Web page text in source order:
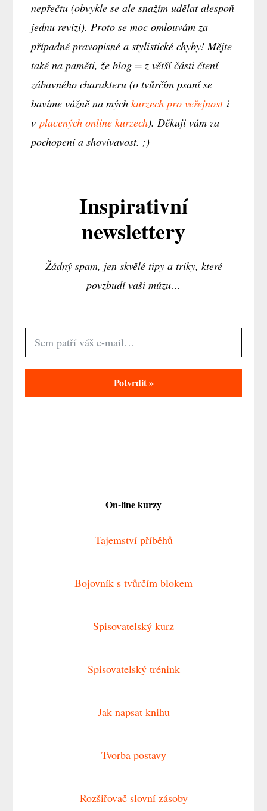
nepřečtu (obvykle se ale snažím udělat alespoň
jednu revizi). Proto se moc omlouvám za
případné pravopisné a stylistické chyby! Mějte
také na paměti, že blog = z větší části čtení
zábavného charakteru (o tvůrčím psaní se
bavíme vážně na mýchkurzech pro veřejnosti
vplacených online kurzech). Děkuji vám za
pochopení a shovívavost. ;)
Inspirativní
newslettery
Žádný spam, jen skvělé tipy a triky, které
povzbudí vaši múzu…
Potvrdit »
On-line kurzy
Tajemství příběhů
Bojovník s tvůrčím blokem
Spisovatelský kurz
Spisovatelský trénink
Jak napsat knihu
Tvorba postavy
Rozšiřovač slovní zásoby